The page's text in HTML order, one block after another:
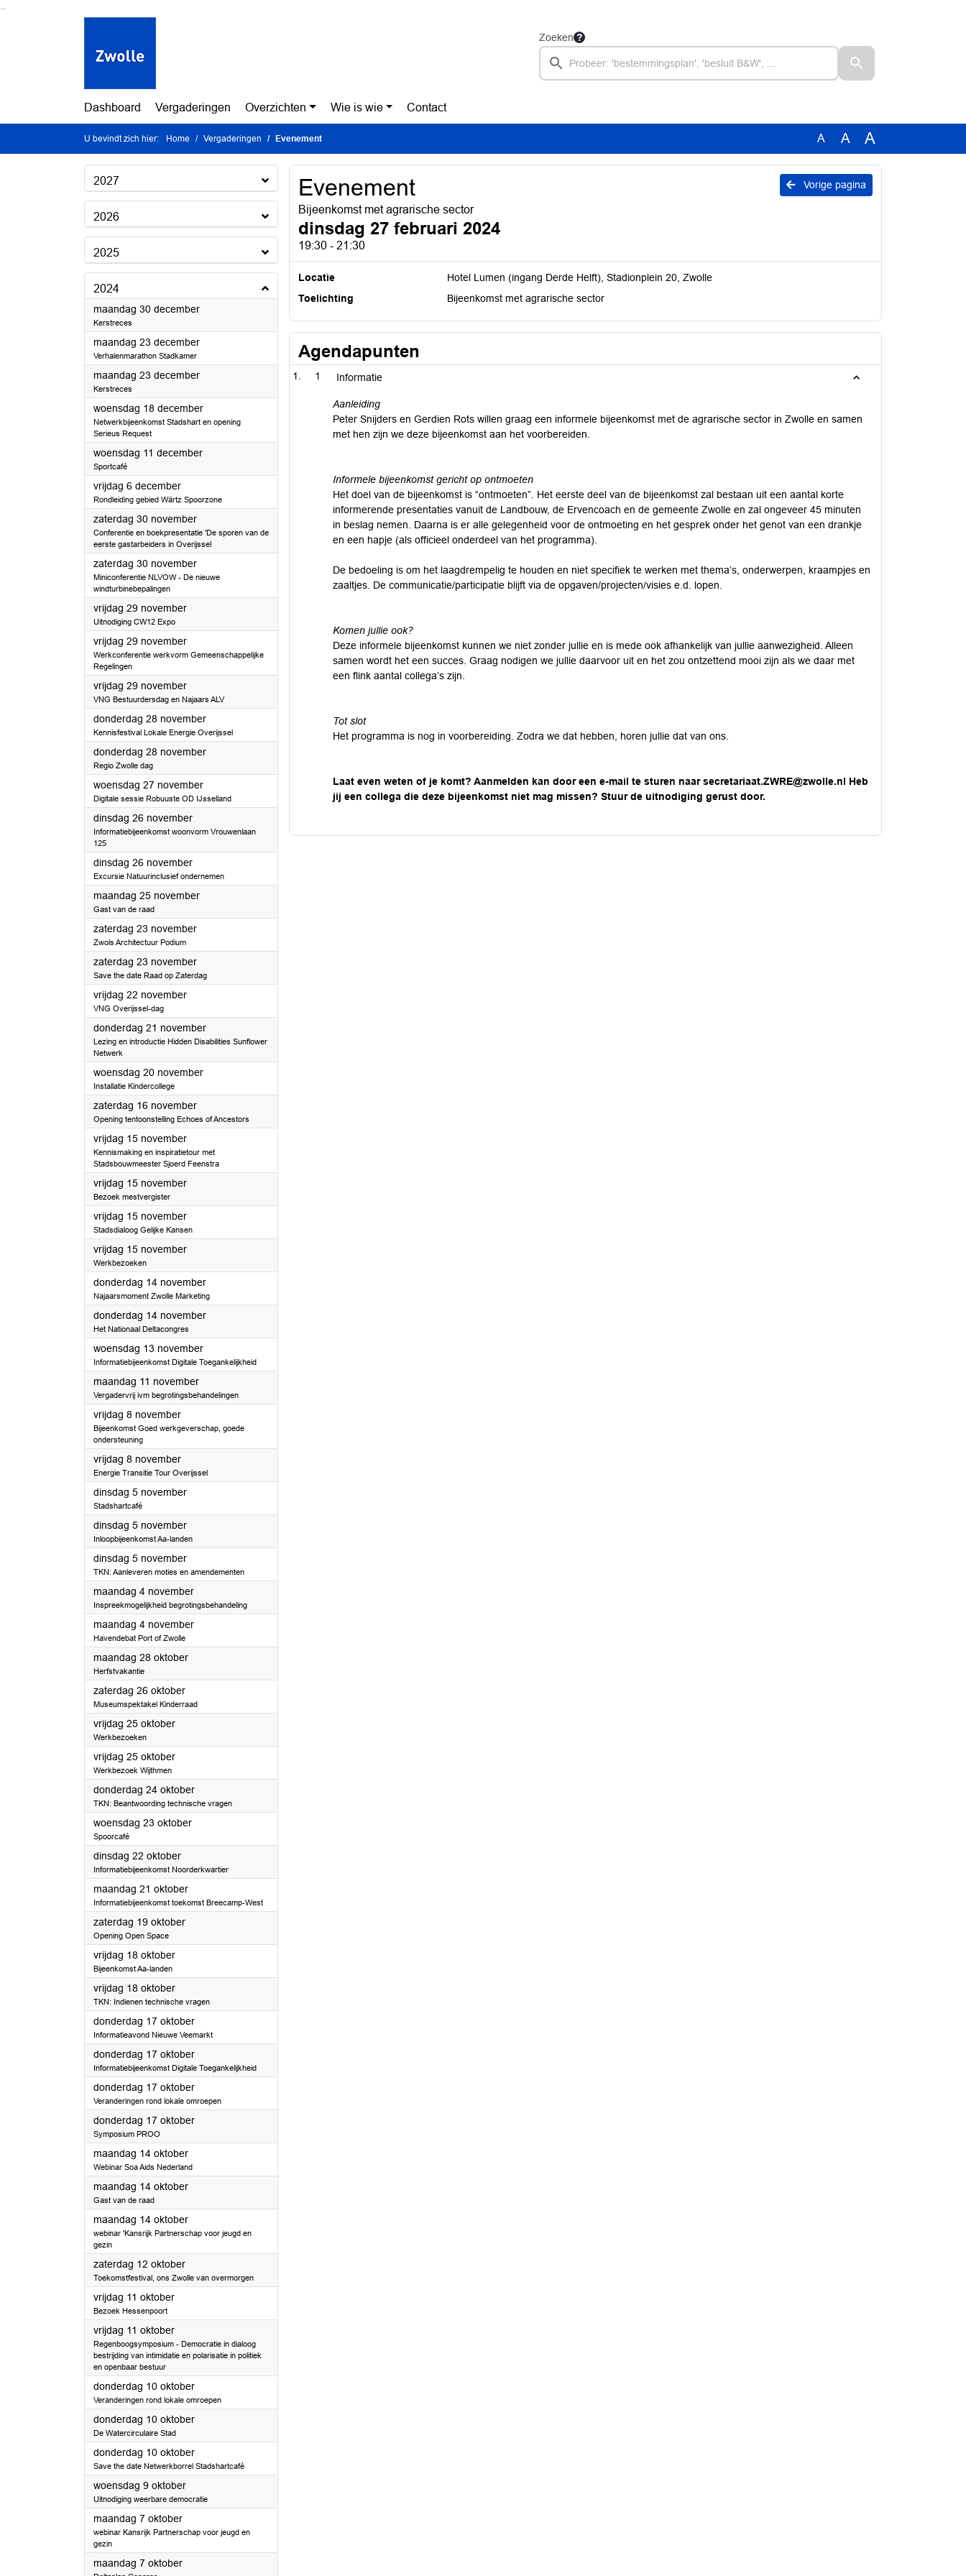
Ga naar de inhoud van deze pagina
Ga naar het zoeken
Ga naar het menu
Zoeken
Dashboard Vergaderingen Overzichten Wie is wie Contact
U bevindt zich hier: Home Vergaderingen Evenement A A A
2027
2026
2025
2024
maandag 30 december2024
Kerstreces
maandag 23 december2024
Verhalenmarathon Stadkamer
maandag 23 december2024
Kerstreces
woensdag 18 december2024
Netwerkbijeenkomst Stadshart en opening
Serieus Request
woensdag 11 december2024
Sportcafé
vrijdag 6 december2024
Rondleiding gebied Wärtz Spoorzone
zaterdag 30 november2024
Conferentie en boekpresentatie 'De sporen van de
eerste gastarbeiders in Overijssel
zaterdag 30 november2024
Miniconferentie NLVOW - De nieuwe
windturbinebepalingen
vrijdag 29 november2024
Uitnodiging CW12 Expo
vrijdag 29 november2024
Werkconferentie werkvorm Gemeenschappelijke
Regelingen
vrijdag 29 november2024
VNG Bestuurdersdag en Najaars ALV
donderdag 28 november2024
Kennisfestival Lokale Energie Overijssel
donderdag 28 november2024
Regio Zwolle dag
woensdag 27 november2024
Digitale sessie Robuuste OD IJsselland
dinsdag 26 november2024
Informatiebijeenkomst woonvorm Vrouwenlaan
125
dinsdag 26 november2024
Excursie Natuurinclusief ondernemen
maandag 25 november2024
Gast van de raad
zaterdag 23 november2024
Zwols Architectuur Podium
zaterdag 23 november2024
Save the date Raad op Zaterdag
vrijdag 22 november2024
VNG Overijssel-dag
donderdag 21 november2024
Lezing en introductie Hidden Disabilities Sunflower
Netwerk
woensdag 20 november2024
Installatie Kindercollege
zaterdag 16 november2024
Opening tentoonstelling Echoes of Ancestors
vrijdag 15 november2024
Kennismaking en inspiratietour met
Stadsbouwmeester Sjoerd Feenstra
vrijdag 15 november2024
Bezoek mestvergister
vrijdag 15 november2024
Stadsdialoog Gelijke Kansen
vrijdag 15 november2024
Werkbezoeken
donderdag 14 november2024
Najaarsmoment Zwolle Marketing
donderdag 14 november2024
Het Nationaal Deltacongres
woensdag 13 november2024
Informatiebijeenkomst Digitale Toegankelijkheid
maandag 11 november2024
Vergadervrij ivm begrotingsbehandelingen
vrijdag 8 november2024
Bijeenkomst Goed werkgeverschap, goede
ondersteuning
vrijdag 8 november2024
Energie Transitie Tour Overijssel
dinsdag 5 november2024
Stadshartcafé
dinsdag 5 november2024
Inloopbijeenkomst Aa-landen
dinsdag 5 november2024
TKN: Aanleveren moties en amendementen
maandag 4 november2024
Inspreekmogelijkheid begrotingsbehandeling
maandag 4 november2024
Havendebat Port of Zwolle
maandag 28 oktober2024
Herfstvakantie
zaterdag 26 oktober2024
Museumspektakel Kinderraad
vrijdag 25 oktober2024
Werkbezoeken
vrijdag 25 oktober2024
Werkbezoek Wijthmen
donderdag 24 oktober2024
TKN: Beantwoording technische vragen
woensdag 23 oktober2024
Spoorcafé
dinsdag 22 oktober2024
Informatiebijeenkomst Noorderkwartier
maandag 21 oktober2024
Informatiebijeenkomst toekomst Breecamp-West
zaterdag 19 oktober2024
Opening Open Space
vrijdag 18 oktober2024
Bijeenkomst Aa-landen
vrijdag 18 oktober2024
TKN: Indienen technische vragen
donderdag 17 oktober2024
Informatieavond Nieuwe Veemarkt
donderdag 17 oktober2024
Informatiebijeenkomst Digitale Toegankelijkheid
donderdag 17 oktober2024
Veranderingen rond lokale omroepen
donderdag 17 oktober2024
Symposium PROO
maandag 14 oktober2024
Webinar Soa Aids Nederland
maandag 14 oktober2024
Gast van de raad
maandag 14 oktober2024
webinar 'Kansrijk Partnerschap voor jeugd en
gezin
zaterdag 12 oktober2024
Toekomstfestival, ons Zwolle van overmorgen
vrijdag 11 oktober2024
Bezoek Hessenpoort
vrijdag 11 oktober2024
Regenboogsymposium - Democratie in dialoog
bestrijding van intimidatie en polarisatie in politiek
en openbaar bestuur
donderdag 10 oktober2024
Veranderingen rond lokale omroepen
donderdag 10 oktober2024
De Watercirculaire Stad
donderdag 10 oktober2024
Save the date Netwerkborrel Stadshartcafé
woensdag 9 oktober2024
Uitnodiging weerbare democratie
maandag 7 oktober2024
webinar Kansrijk Partnerschap voor jeugd en
gezin
maandag 7 oktober2024
Vorige pagina
Evenement
Bijeenkomst met agrarische sector
dinsdag 27 februari 2024
19:30 - 21:30
Locatie
Hotel Lumen (ingang Derde Helft), Stadionplein 20, Zwolle
Toelichting
Bijeenkomst met agrarische sector
Agendapunten
1 Informatie
Aanleiding
Peter Snijders en Gerdien Rots willen graag een informele bijeenkomst met de agrarische sector in Zwolle en samen
met hen zijn we deze bijeenkomst aan het voorbereiden.
Informele bijeenkomst gericht op ontmoeten
Het doel van de bijeenkomst is “ontmoeten”. Het eerste deel van de bijeenkomst zal bestaan uit een aantal korte
informerende presentaties vanuit de Landbouw, de Ervencoach en de gemeente Zwolle en zal ongeveer 45 minuten
in beslag nemen. Daarna is er alle gelegenheid voor de ontmoeting en het gesprek onder het genot van een drankje
en een hapje (als officieel onderdeel van het programma).
De bedoeling is om het laagdrempelig te houden en niet specifiek te werken met thema’s, onderwerpen, kraampjes en
zaaltjes. De communicatie/participatie blijft via de opgaven/projecten/visies e.d. lopen.
Komen jullie ook?
Deze informele bijeenkomst kunnen we niet zonder jullie en is mede ook afhankelijk van jullie aanwezigheid. Alleen
samen wordt het een succes. Graag nodigen we jullie daarvoor uit en het zou ontzettend mooi zijn als we daar met
een flink aantal collega’s zijn.
Tot slot
Het programma is nog in voorbereiding. Zodra we dat hebben, horen jullie dat van ons.
Laat even weten of je komt? Aanmelden kan door een e-mail te sturen naarsecretariaat.ZWRE@zwolle.nl Heb
jij een collega die deze bijeenkomst niet mag missen? Stuur de uitnodiging gerust door.